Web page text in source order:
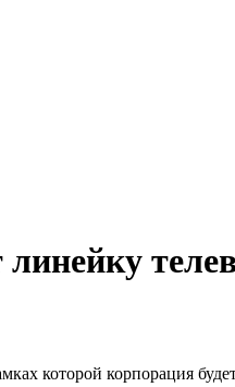
линейку
которой корпорация